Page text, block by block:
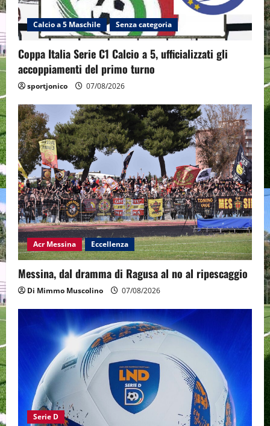
Calcio a 5 Maschile Senza categoria
Coppa Italia Serie C1 Calcio a 5, ufficializzati gli
accoppiamenti del primo turno
sportjonico 07/08/2026
Acr Messina Eccellenza
Messina, dal dramma di Ragusa al no al ripescaggio
Di Mimmo Muscolino 07/08/2026
Serie D